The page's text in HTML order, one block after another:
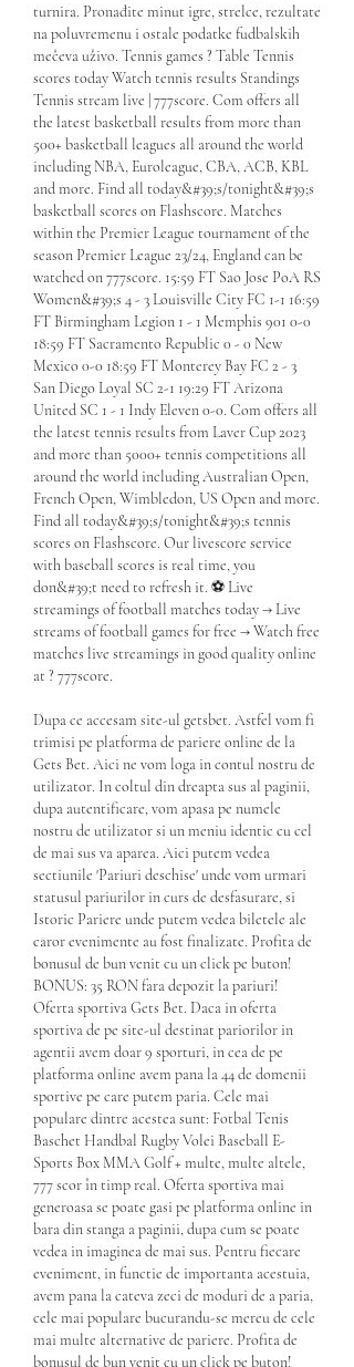
turnira. Pronađite minut igre, strelce, rezultate
na poluvremenu i ostale podatke fudbalskih
mečeva uživo. Tennis games ? Table Tennis
scores today Watch tennis results Standings
Tennis stream live | 777score. Com offers all
the latest basketball results from more than
500+ basketball leagues all around the world
including NBA, Euroleague, CBA, ACB, KBL
and more. Find all today&#39;s/tonight&#39;s
basketball scores on Flashscore. Matches
within the Premier League tournament of the
season Premier League 23/24, England can be
watched on 777score. 15:59 FT Sao Jose PoA RS
Women&#39;s 4 - 3 Louisville City FC 1-1 16:59
FT Birmingham Legion 1 - 1 Memphis 901 0-0
18:59 FT Sacramento Republic 0 - 0 New
Mexico 0-0 18:59 FT Monterey Bay FC 2 - 3
San Diego Loyal SC 2-1 19:29 FT Arizona
United SC 1 - 1 Indy Eleven 0-0. Com offers all
the latest tennis results from Laver Cup 2023
and more than 5000+ tennis competitions all
around the world including Australian Open,
French Open, Wimbledon, US Open and more.
Find all today&#39;s/tonight&#39;s tennis
scores on Flashscore. Our livescore service
with baseball scores is real time, you
don&#39;t need to refresh it. ⚽ Live
streamings of football matches today → Live
streams of football games for free → Watch free
matches live streamings in good quality online
at ? 777score.
Dupa ce accesam site-ul getsbet. Astfel vom fi
trimisi pe platforma de pariere online de la
Gets Bet. Aici ne vom loga in contul nostru de
utilizator. In coltul din dreapta sus al paginii,
dupa autentificare, vom apasa pe numele
nostru de utilizator si un meniu identic cu cel
de mai sus va aparea. Aici putem vedea
sectiunile 'Pariuri deschise' unde vom urmari
statusul pariurilor in curs de desfasurare, si
Istoric Pariere unde putem vedea biletele ale
caror evenimente au fost finalizate. Profita de
bonusul de bun venit cu un click pe buton!
BONUS: 35 RON fara depozit la pariuri!
Oferta sportiva Gets Bet. Daca in oferta
sportiva de pe site-ul destinat pariorilor in
agentii avem doar 9 sporturi, in cea de pe
platforma online avem pana la 44 de domenii
sportive pe care putem paria. Cele mai
populare dintre acestea sunt: Fotbal Tenis
Baschet Handbal Rugby Volei Baseball E-
Sports Box MMA Golf + multe, multe altele,
777 scor în timp real. Oferta sportiva mai
generoasa se poate gasi pe platforma online in
bara din stanga a paginii, dupa cum se poate
vedea in imaginea de mai sus. Pentru fiecare
eveniment, in functie de importanta acestuia,
avem pana la cateva zeci de moduri de a paria,
cele mai populare bucurandu-se mereu de cele
mai multe alternative de pariere. Profita de
bonusul de bun venit cu un click pe buton!